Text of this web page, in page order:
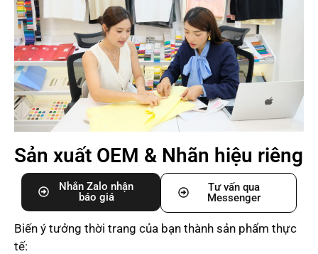
Sản xuất OEM & Nhãn hiệu riêng
Nhắn Zalo nhận
báo giá
Tư vấn qua
Messenger
Biến ý tưởng thời trang của bạn thành sản phẩm thực
tế: